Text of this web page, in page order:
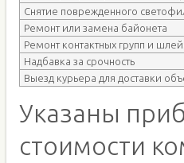
Снятие поврежденного
Ремонт или замена байонета
Ремонт контактных групп и
Надбавка за срочность
Выезд курьера для доставки
Указаны
стоимости